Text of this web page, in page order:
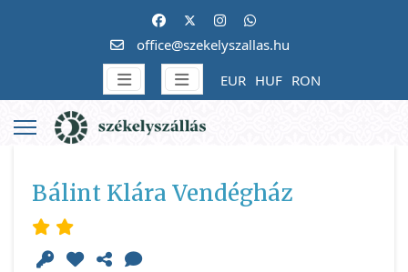
office@szekelyszallas.hu
EUR HUF RON
Bálint Klára Vendégház